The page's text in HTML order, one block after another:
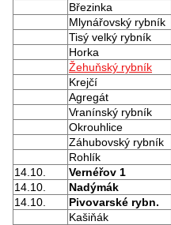
Březinka
Mlynářovský rybník
Tisý velký rybník
Horka
Žehuňský rybník
Krejčí
Agregát
Vranínský rybník
Okrouhlice
Záhubovský rybník
Rohlík
14.10.
Vernéřov 1
14.10.
Nadýmák
14.10.
Pivovarské rybn.
Kašiňák